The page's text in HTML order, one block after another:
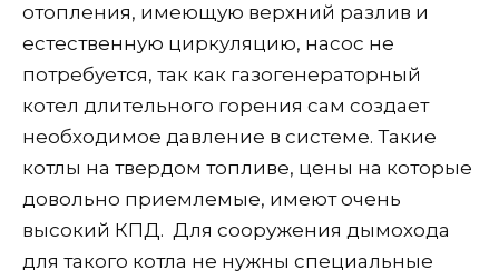
отопления, имеющую верхний разлив и
естественную циркуляцию, насос не
потребуется, так как газогенераторный
котел длительного горения сам создает
необходимое давление в системе. Такие
котлы на твердом топливе, цены на которые
довольно приемлемые, имеют очень
высокий КПД. Для сооружения дымохода
для такого котла не нужны специальные